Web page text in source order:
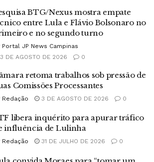
BTG/Nexus mostra empate
entre Lula e Flávio Bolsonaro no
e no segundo turno
Portal JP News Campinas
DE AGOSTO DE 2026
0
retoma trabalhos sob pressão de
Comissões Processantes
Redação 3 DE AGOSTO DE 2026 0
libera inquérito para apurar tráfico
influência de Lulinha
Redação 31 DE JULHO DE 2026 0